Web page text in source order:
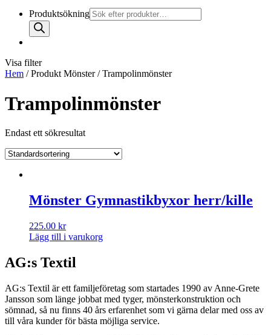
Produktsökning
Visa filter
Hem / Produkt Mönster / Trampolinmönster
Trampolinmönster
Endast ett sökresultat
Mönster Gymnastikbyxor herr/kille
225.00 kr
Lägg till i varukorg
AG:s Textil
AG:s Textil är ett familjeföretag som startades 1990 av Anne-Grete
Jansson som länge jobbat med tyger, mönsterkonstruktion och
sömnad, så nu finns 40 års erfarenhet som vi gärna delar med oss av
till våra kunder för bästa möjliga service.